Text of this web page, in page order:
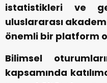
istatistikleri ve
uluslararası
önemli bir platform
Bilimsel
kapsamında